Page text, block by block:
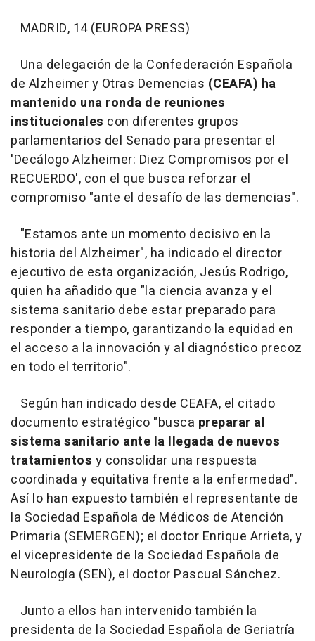
MADRID, 14 (EUROPA PRESS)
Una delegación de la Confederación Española
de Alzheimer y Otras Demencias (CEAFA) ha
mantenido una ronda de reuniones
institucionales con diferentes grupos
parlamentarios del Senado para presentar el
'Decálogo Alzheimer: Diez Compromisos por el
RECUERDO', con el que busca reforzar el
compromiso "ante el desafío de las demencias".
"Estamos ante un momento decisivo en la
historia del Alzheimer", ha indicado el director
ejecutivo de esta organización, Jesús Rodrigo,
quien ha añadido que "la ciencia avanza y el
sistema sanitario debe estar preparado para
responder a tiempo, garantizando la equidad en
el acceso a la innovación y al diagnóstico precoz
en todo el territorio".
Según han indicado desde CEAFA, el citado
documento estratégico "busca preparar al
sistema sanitario ante la llegada de nuevos
tratamientos y consolidar una respuesta
coordinada y equitativa frente a la enfermedad".
Así lo han expuesto también el representante de
la Sociedad Española de Médicos de Atención
Primaria (SEMERGEN); el doctor Enrique Arrieta, y
el vicepresidente de la Sociedad Española de
Neurología (SEN), el doctor Pascual Sánchez.
Junto a ellos han intervenido también la
presidenta de la Sociedad Española de Geriatría